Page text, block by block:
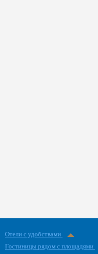
Отели с удобствами
Гостиницы рядом с площадями